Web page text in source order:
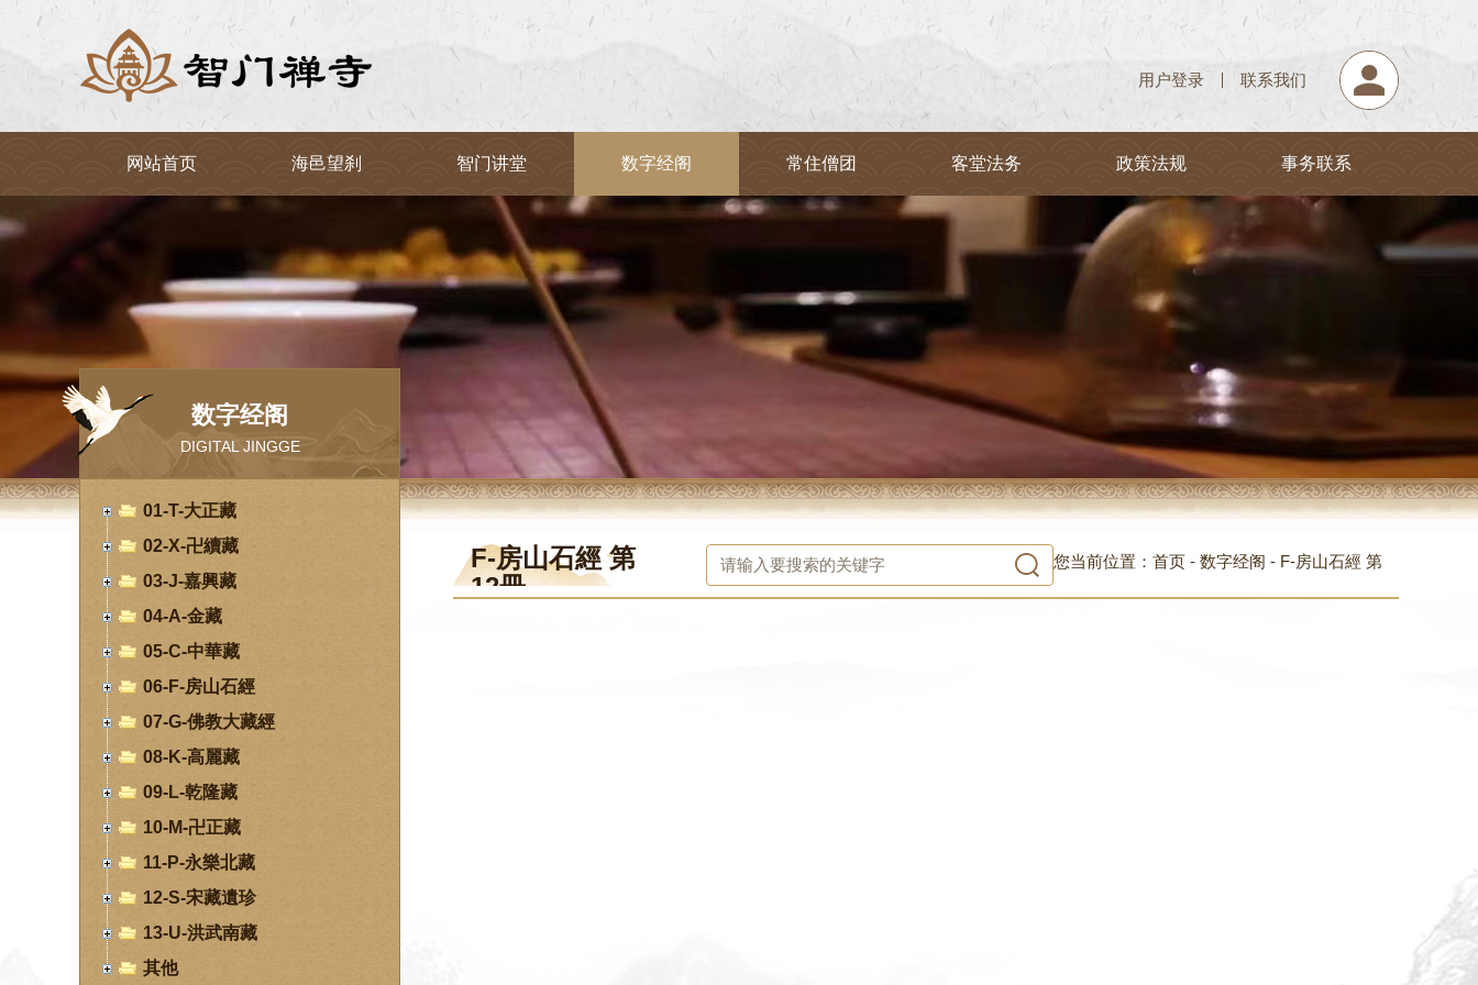
用户登录 联系我们
网站首页 海邑望刹 智门讲堂 数字经阁 常住僧团 客堂法务 政策法规 事务联系
数字经阁
DIGITAL JINGGE
01-T-大正藏
02-X-卍續藏
03-J-嘉興藏
04-A-金藏
05-C-中華藏
06-F-房山石經
07-G-佛教大藏經
08-K-高麗藏
09-L-乾隆藏
10-M-卍正藏
11-P-永樂北藏
12-S-宋藏遺珍
13-U-洪武南藏
其他
F-房山石經 第
12冊
您当前位置： 首页 - 数字经阁 - F-房山石經 第
12冊